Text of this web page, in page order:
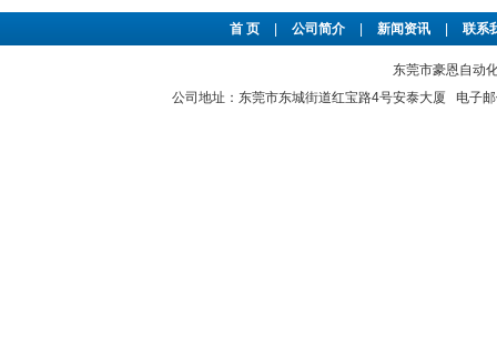
首 页 公司简介 新闻资讯 联系
东莞市豪恩自动
公司地址：东莞市东城街道红宝路4号安泰大厦 电子